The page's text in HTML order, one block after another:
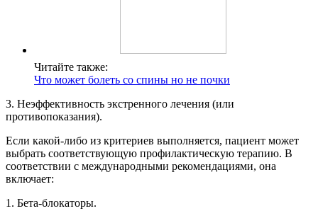
Читайте также:
Что может болеть со спины но не почки
3. Неэффективность экстренного лечения (или
противопоказания).
Если какой-либо из критериев выполняется, пациент может
выбрать соответствующую профилактическую терапию. В
соответствии с международными рекомендациями, она
включает:
1. Бета-блокаторы.